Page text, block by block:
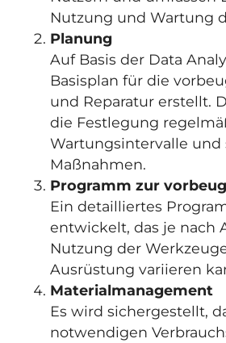
Nutzung und Wartung
Planung
Auf Basis der Data
Basisplan für die
und Reparatur erstellt.
die Festlegung
Wartungsintervalle und
Maßnahmen.
Programm zur
Ein detailliertes
entwickelt, das je nach
Nutzung der
Ausrüstung variieren
Materialmanagement
Es wird sichergestellt,
notwendigen